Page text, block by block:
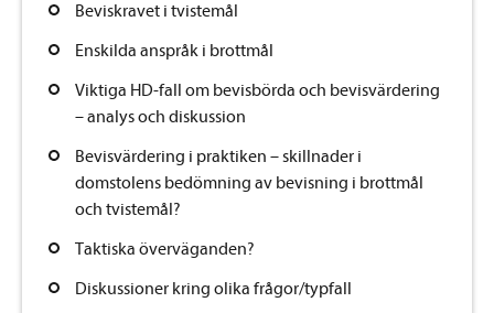
Beviskravet i tvistemål
Enskilda anspråk i brottmål
Viktiga HD-fall om bevisbörda och bevisvärdering
– analys och diskussion
Bevisvärdering i praktiken – skillnader i
domstolens bedömning av bevisning i brottmål
och tvistemål?
Taktiska överväganden?
Diskussioner kring olika frågor/typfall